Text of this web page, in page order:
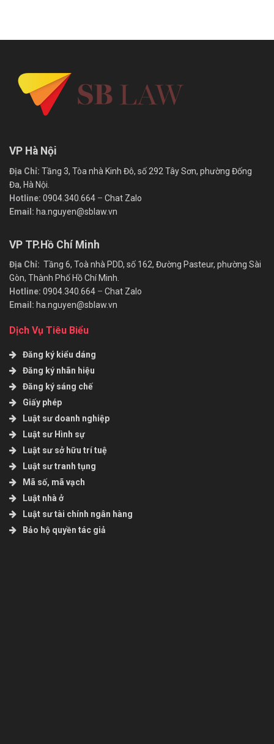
VP Hà Nội
Địa Chỉ: Tầng 3, Tòa nhà Kinh Đô, số 292 Tây Sơn, phường Đống
Đa, Hà Nội.
Hotline: 0904.340.664 – Chat Zalo
Email: ha.nguyen@sblaw.vn
VP TP.Hồ Chí Minh
Địa Chỉ: Tầng 6, Toà nhà PDD, số 162, Đường Pasteur, phường Sài
Gòn, Thành Phố Hồ Chí Minh.
Hotline: 0904.340.664 – Chat Zalo
Email: ha.nguyen@sblaw.vn
Dịch Vụ Tiêu Biểu
Đăng ký kiểu dáng
Đăng ký nhãn hiệu
Đăng ký sáng chế
Giấy phép
Luật sư doanh nghiệp
Luật sư Hình sự
Luật sư sở hữu trí tuệ
Luật sư tranh tụng
Mã số, mã vạch
Luật nhà ở
Luật sư tài chính ngân hàng
Bảo hộ quyền tác giả